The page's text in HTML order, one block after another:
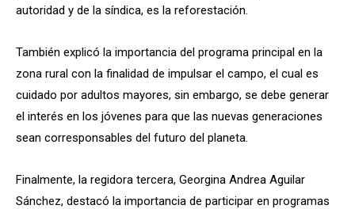
autoridad y de la síndica, es la reforestación.
También explicó la importancia del programa principal en la
zona rural con la finalidad de impulsar el campo, el cual es
cuidado por adultos mayores, sin embargo, se debe generar
el interés en los jóvenes para que las nuevas generaciones
sean corresponsables del futuro del planeta.
Finalmente, la regidora tercera, Georgina Andrea Aguilar
Sánchez, destacó la importancia de participar en programas